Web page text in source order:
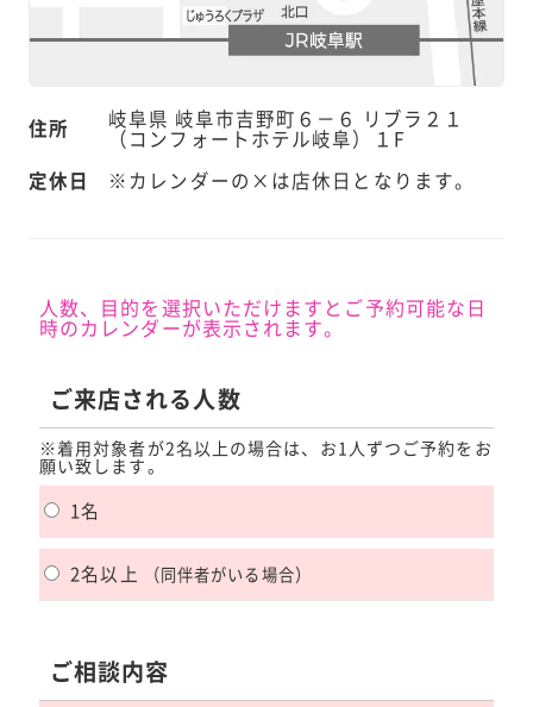
住所 岐阜県 岐阜市吉野町６－６ リブラ２１
（コンフォートホテル岐阜）１F
定休日
※カレンダーの×は店休日となります。
人数、目的を選択いただけますとご予約可能な日
時のカレンダーが表示されます。
ご来店される人数
※着用対象者が2名以上の場合は、お1人ずつご予約をお
願い致します。
1名
2名以上 （同伴者がいる場合）
ご相談内容